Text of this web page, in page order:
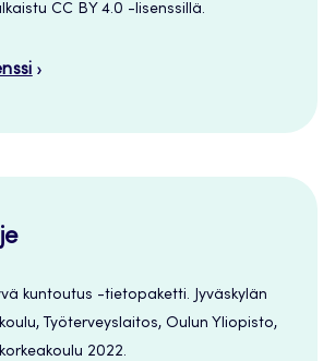
CC BY 4.0 -lisenssillä.
kuntoutus -tietopaketti. Jyväskylän
Työterveyslaitos, Oulun Yliopisto,
2022.